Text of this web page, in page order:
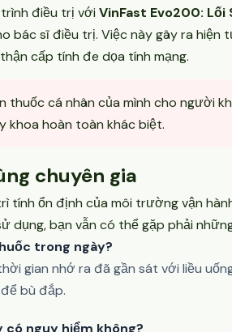
điều trị với VinFast Evo200: Lối
bác sĩ điều trị. Việc này gây ra
cấp tính đe dọa tính mạng.
thuốc cá nhân của mình cho người
khoa hoàn toàn khác biệt.
chuyên gia
ổn định của môi trường vận
bạn vẫn có thể gặp phải
trong ngày?
gian nhớ ra đã gần sát với liều
bù đắp.
có nguy hiểm không?